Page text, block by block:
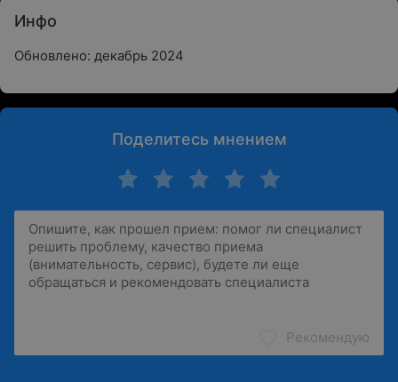
Инфо
Обновлено: декабрь 2024
Поделитесь мнением
Рекомендую